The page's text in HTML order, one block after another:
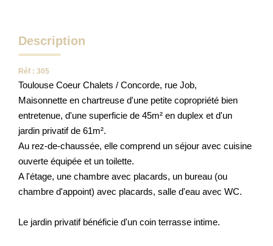
Description
Réf : 305
Toulouse Coeur Chalets / Concorde, rue Job,
Maisonnette en chartreuse d'une petite copropriété bien
entretenue, d'une superficie de 45m² en duplex et d'un
jardin privatif de 61m².
Au rez-de-chaussée, elle comprend un séjour avec cuisine
ouverte équipée et un toilette.
A l'étage, une chambre avec placards, un bureau (ou
chambre d'appoint) avec placards, salle d'eau avec WC.
Le jardin privatif bénéficie d'un coin terrasse intime.